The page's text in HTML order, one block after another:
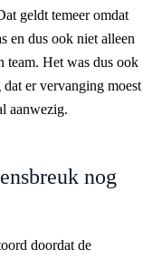
geldt temeer omdat
en dus ook niet alleen
team. Het was dus ook
er vervanging moest
aanwezig.
nog
doordat de